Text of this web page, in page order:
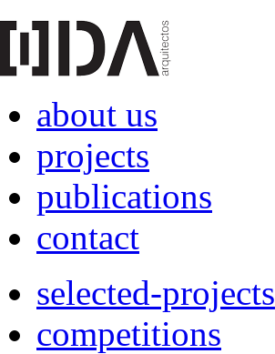
about us
projects
publications
contact
selected-projects
competitions